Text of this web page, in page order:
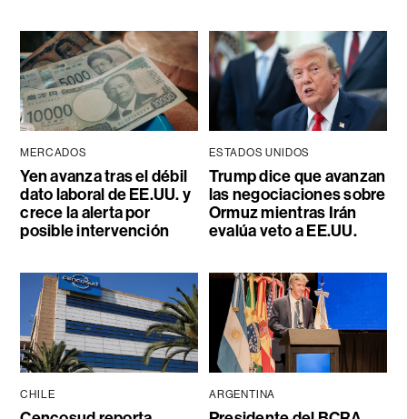
MERCADOS
Yen avanza tras el débil
dato laboral de EE.UU. y
crece la alerta por
posible intervención
ESTADOS UNIDOS
Trump dice que avanzan
las negociaciones sobre
Ormuz mientras Irán
evalúa veto a EE.UU.
CHILE ARGENTINA